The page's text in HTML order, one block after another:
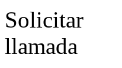
Solicitar
llamada